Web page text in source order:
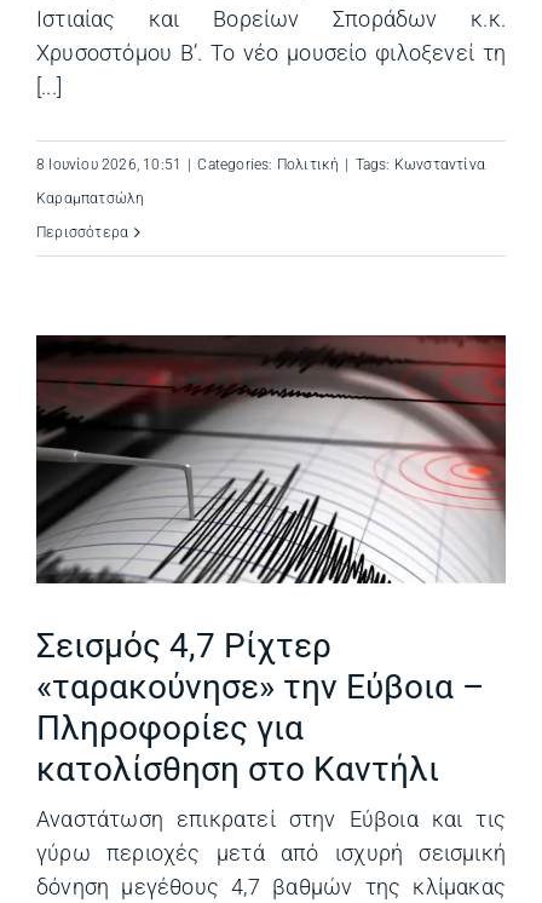
Ιστιαίας και Βορείων Σποράδων κ.κ.
Χρυσοστόμου Β’. Το νέο μουσείο φιλοξενεί τη
[...]
8 Ιουνίου 2026, 10:51 Categories: Πολιτική Tags: Κωνσταντίνα
Καραμπατσώλη
Περισσότερα
Σεισμός 4,7 Ρίχτερ
«ταρακούνησε» την Εύβοια –
Πληροφορίες για
κατολίσθηση στο Καντήλι
Αναστάτωση επικρατεί στην Εύβοια και τις
γύρω περιοχές μετά από ισχυρή σεισμική
δόνηση μεγέθους 4,7 βαθμών της κλίμακας